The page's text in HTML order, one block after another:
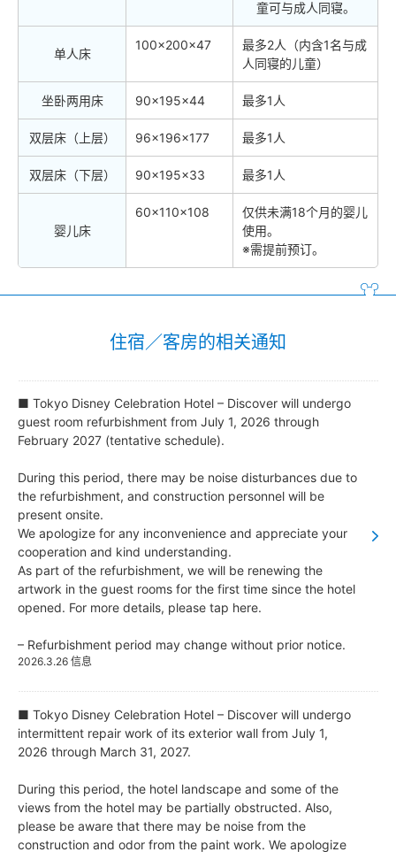
童可与成人同寝。
单人床
100×200×47
最多2人（内含1名与成
人同寝的儿童）
坐卧两用床 90×195×44 最多1人
双层床（上层） 96×196×177 最多1人
双层床（下层） 90×195×33 最多1人
婴儿床
60×110×108
仅供未满18个月的婴儿
使用。
※需提前预订。
住宿／客房的相关通知
■ Tokyo Disney Celebration Hotel – Discover will undergo
guest room refurbishment from July 1, 2026 through
February 2027 (tentative schedule).
During this period, there may be noise disturbances due to
the refurbishment, and construction personnel will be
present onsite.
We apologize for any inconvenience and appreciate your
cooperation and kind understanding.
As part of the refurbishment, we will be renewing the
artwork in the guest rooms for the first time since the hotel
opened. For more details, please tap here.
– Refurbishment period may change without prior notice.
2026.3.26 信息
■ Tokyo Disney Celebration Hotel – Discover will undergo
intermittent repair work of its exterior wall from July 1,
2026 through March 31, 2027.
During this period, the hotel landscape and some of the
views from the hotel may be partially obstructed. Also,
please be aware that there may be noise from the
construction and odor from the paint work. We apologize